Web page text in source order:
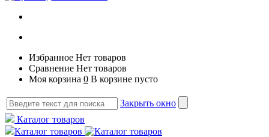
Избранное Нет товаров
Сравнение Нет товаров
Моя корзина 0 В корзине пусто
Закрыть окно
Каталог товаров
Каталог товаров